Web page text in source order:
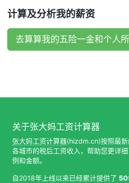
计算及分析我的薪资
去算算我的五险一金和个人
关于张大妈工资计算器
张大妈工资计算器(hizdm.cn)按照最
各城市的税后工资收入，帮助您更详
例和金额。
自2018年上线以来已经累计提供了